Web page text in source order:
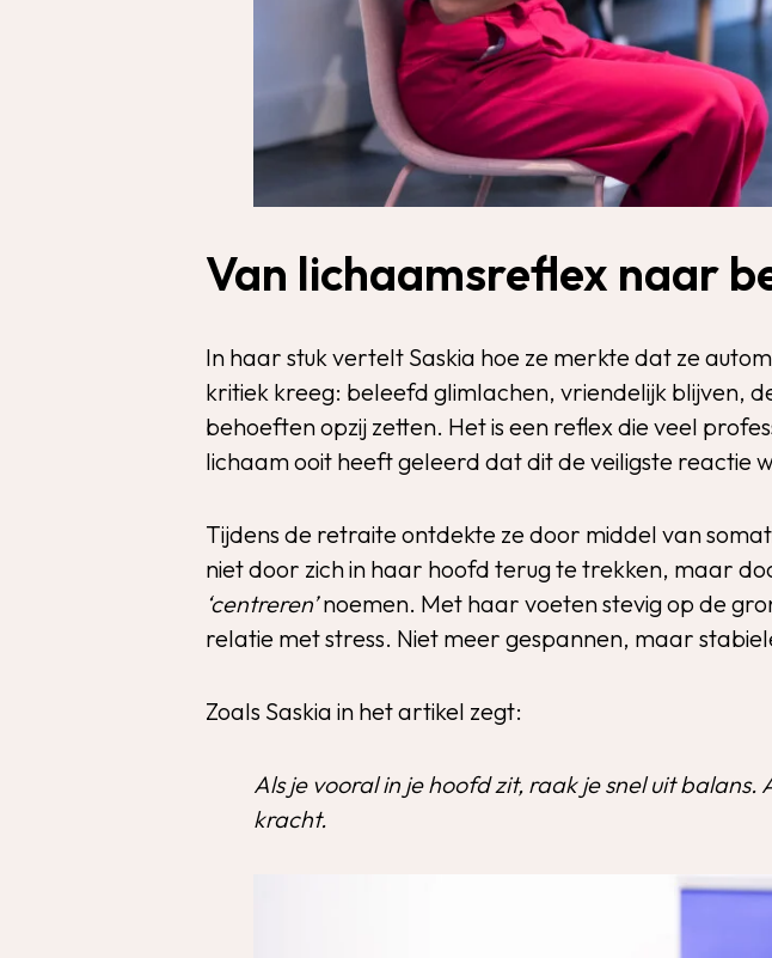
Van lichaamsreflex naar
In haar stuk vertelt Saskia hoe ze merkte dat ze
kritiek kreeg: beleefd glimlachen, vriendelijk blijven,
behoeften opzij zetten. Het is een reflex die veel
lichaam ooit heeft geleerd dat dit de veiligste reactie
Tijdens de retraite ontdekte ze door middel van
niet door zich in haar hoofd terug te trekken, maar
‘centreren’noemen. Met haar voeten stevig op de
relatie met stress. Niet meer gespannen, maar
Zoals Saskia in het artikel zegt:
Als je vooral in je hoofd zit, raak je snel uit
kracht.